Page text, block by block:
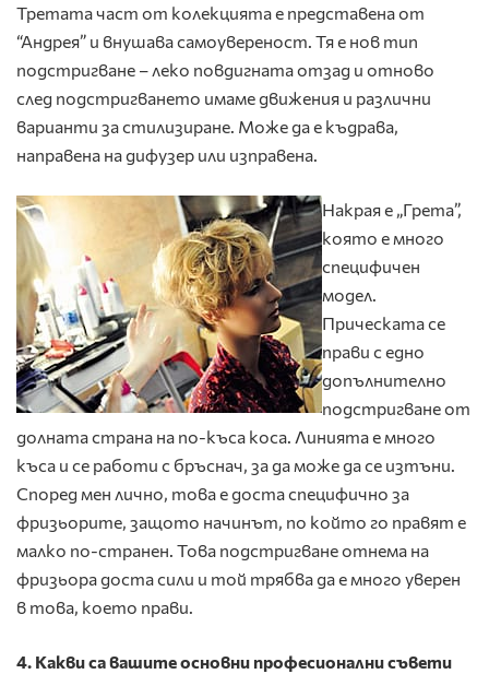
Третата част от колекцията е представeна от
“Андрея” и внушава самоувереност. Тя е нов тип
подстригване – леко повдигната отзад и отново
след подстригването имаме движения и различни
варианти за стилизиране. Може да е къдрава,
направена на дифузер или изправена.
Накрая е „Грета”,
която е много
специфичен
модел.
Прическата се
прави с едно
допълнително
подстригване от
долната страна на по-къса коса. Линията е много
къса и се работи с бръснач, за да може да се изтъни.
Според мен лично, това е доста специфично за
фризьорите, защото начинът, по който го правят е
малко по-странен. Това подстригване отнема на
фризьора доста сили и той трябва да е много уверен
в това, което прави.
4. Какви са вашите основни професионални съвети